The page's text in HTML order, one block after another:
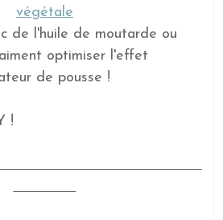
végétale
de l'huile de moutarde ou
optimiser l'effet
de pousse !
!